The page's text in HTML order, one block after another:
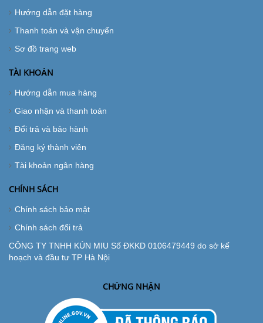
Hướng dẫn đặt hàng
Thanh toán và vận chuyển
Sơ đồ trang web
TÀI KHOẢN
Hướng dẫn mua hàng
Giao nhận và thanh toán
Đổi trả và bảo hành
Đăng ký thành viên
Tài khoản ngân hàng
CHÍNH SÁCH
Chính sách bảo mật
Chính sách đổi trả
CÔNG TY TNHH KÚN MIU Số ĐKKD 0106479449 do sở kế
hoạch và đầu tư TP Hà Nội
CHỨNG NHẬN